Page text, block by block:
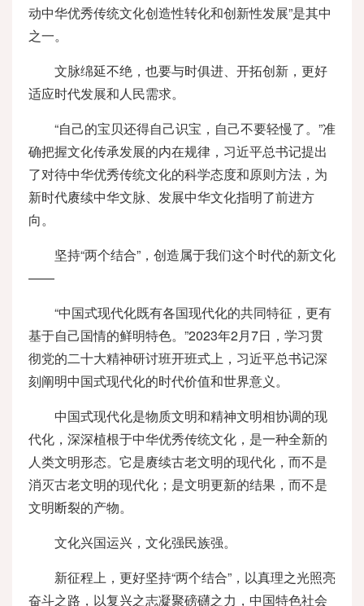
动中华优秀传统文化创造性转化和创新性发展”是其中
之一。
文脉绵延不绝，也要与时俱进、开拓创新，更好
适应时代发展和人民需求。
“自己的宝贝还得自己识宝，自己不要轻慢了。”准
确把握文化传承发展的内在规律，习近平总书记提出
了对待中华优秀传统文化的科学态度和原则方法，为
新时代赓续中华文脉、发展中华文化指明了前进方
向。
坚持“两个结合”，创造属于我们这个时代的新文化
——
“中国式现代化既有各国现代化的共同特征，更有
基于自己国情的鲜明特色。”2023年2月7日，学习贯
彻党的二十大精神研讨班开班式上，习近平总书记深
刻阐明中国式现代化的时代价值和世界意义。
中国式现代化是物质文明和精神文明相协调的现
代化，深深植根于中华优秀传统文化，是一种全新的
人类文明形态。它是赓续古老文明的现代化，而不是
消灭古老文明的现代化；是文明更新的结果，而不是
文明断裂的产物。
文化兴国运兴，文化强民族强。
新征程上，更好坚持“两个结合”，以真理之光照亮
奋斗之路，以复兴之志凝聚磅礴之力，中国特色社会